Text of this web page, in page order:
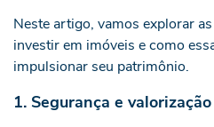
Neste artigo, vamos explorar
investir em imóveis e como
impulsionar seu patrimônio.
1. Segurança e